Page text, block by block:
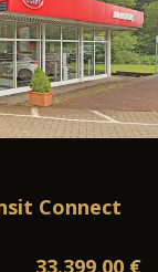
Connect
33.399,00 €